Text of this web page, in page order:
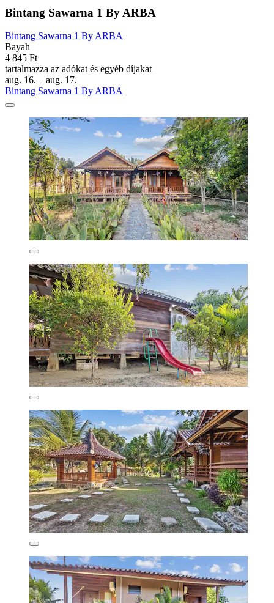
Bintang Sawarna 1 By ARBA
Bintang Sawarna 1 By ARBA
Bayah
4 845 Ft
tartalmazza az adókat és egyéb díjakat
aug. 16. – aug. 17.
Bintang Sawarna 1 By ARBA